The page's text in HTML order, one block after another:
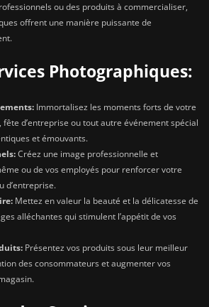
ou des produits à commercialiser,
offrent une manière puissante de
Photographiques:
Immortalisez les moments forts de votre
d’entreprise ou tout autre événement spécial
et émouvants.
Créez une image professionnelle et
ou de vos employés pour renforcer votre
d’entreprise.
Mettez en valeur la beauté et la délicatesse de
alléchantes qui stimulent l’appétit de vos
Présentez vos produits sous leur meilleur
des consommateurs et augmenter vos